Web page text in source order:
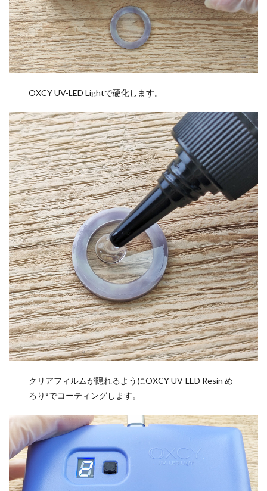
OXCY UV-LED Lightで硬化します。
クリアフィルムが隠れるようにOXCY UV-LED Resin め
ろり°でコーティングします。